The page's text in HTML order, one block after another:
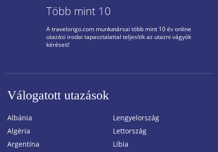
Több mint 10
A travelorigo.com munkatársai több mint 10 év online
utazási irodai tapasztalattal teljesítik az utazni vágyók
kéréseit!
Válogatott utazások
Albánia
Algéria
Argentína
Lengyelország
Lettország
Líbia